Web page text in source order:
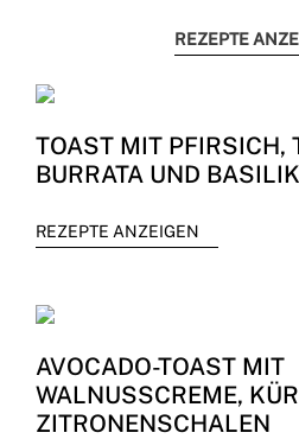
REZEPTE
TOAST MIT PFIRSICH,
BURRATA UND
REZEPTE ANZEIGEN
AVOCADO-TOAST MIT
WALNUSSCREME,
ZITRONENSCHALEN